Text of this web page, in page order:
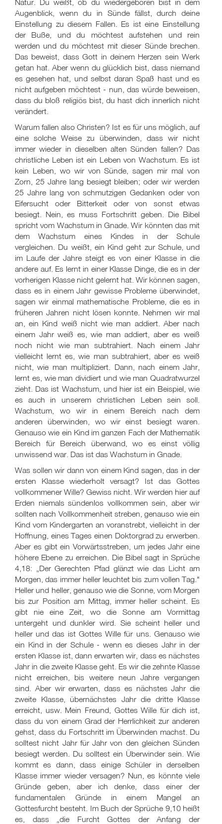
Natur. Du weißt, ob du wiedergeboren bist in dem
Augenblick, wenn du in Sünde fällst, durch deine
Einstellung zu diesem Fallen. Es ist eine Einstellung
der Buße, und du möchtest aufstehen und rein
werden und du möchtest mit dieser Sünde brechen.
Das beweist, dass Gott in deinem Herzen sein Werk
getan hat. Aber wenn du glücklich bist, dass niemand
es gesehen hat, und selbst daran Spaß hast und es
nicht aufgeben möchtest - nun, das würde beweisen,
dass du bloß religiös bist, du hast dich innerlich nicht
verändert.
Warum fallen also Christen? Ist es für uns möglich, auf
eine solche Weise zu überwinden, dass wir nicht
immer wieder in dieselben alten Sünden fallen? Das
christliche Leben ist ein Leben von Wachstum. Es ist
kein Leben, wo wir von Sünde, sagen mir mal von
Zorn, 25 Jahre lang besiegt bleiben; oder wir werden
25 Jahre lang von schmutzigen Gedanken oder von
Eifersucht oder Bitterkeit oder von sonst etwas
besiegt. Nein, es muss Fortschritt geben. Die Bibel
spricht vom Wachstum in Gnade. Wir könnten das mit
dem Wachstum eines Kindes in der Schule
vergleichen. Du weißt, ein Kind geht zur Schule, und
im Laufe der Jahre steigt es von einer Klasse in die
andere auf. Es lernt in einer Klasse Dinge, die es in der
vorherigen Klasse nicht gelernt hat. Wir können sagen,
dass es in einem Jahr gewisse Probleme überwindet,
sagen wir einmal mathematische Probleme, die es in
früheren Jahren nicht lösen konnte. Nehmen wir mal
an, ein Kind weiß nicht wie man addiert. Aber nach
einem Jahr weiß es, wie man addiert, aber es weiß
noch nicht wie man subtrahiert. Nach einem Jahr
vielleicht lernt es, wie man subtrahiert, aber es weiß
nicht, wie man multipliziert. Dann, nach einem Jahr,
lernt es, wie man dividiert und wie man Quadratwurzel
zieht. Das ist Wachstum, und hier ist ein Beispiel, wie
es auch in unserem christlichen Leben sein soll.
Wachstum, wo wir in einem Bereich nach dem
anderen überwinden, wo wir einst besiegt waren.
Genauso wie ein Kind im ganzen Fach der Mathematik
Bereich für Bereich überwand, wo es einst völlig
unwissend war. Das ist das Wachstum in Gnade.
Was sollen wir dann von einem Kind sagen, das in der
ersten Klasse wiederholt versagt? Ist das Gottes
vollkommener Wille? Gewiss nicht. Wir werden hier auf
Erden niemals sündenlos vollkommen sein, aber wir
sollten nach Vollkommenheit streben, genauso wie ein
Kind vom Kindergarten an voranstrebt, vielleicht in der
Hoffnung, eines Tages einen Doktorgrad zu erwerben.
Aber es gibt ein Vorwärtsstreben, um jedes Jahr eine
höhere Ebene zu erreichen. Die Bibel sagt in Sprüche
4,18: „Der Gerechten Pfad glänzt wie das Licht am
Morgen, das immer heller leuchtet bis zum vollen Tag."
Heller und heller, genauso wie die Sonne, vom Morgen
bis zur Position am Mittag, immer heller scheint. Es
gibt nie eine Zeit, wo die Sonne am Vormittag
untergeht und dunkler wird. Sie scheint heller und
heller und das ist Gottes Wille für uns. Genauso wie
ein Kind in der Schule - wenn es dieses Jahr in der
ersten Klasse ist, dann erwarten wir, dass es nächstes
Jahr in die zweite Klasse geht. Es wir die zehnte Klasse
nicht erreichen, bis weitere neun Jahre vergangen
sind. Aber wir erwarten, dass es nächstes Jahr die
zweite Klasse, übernächstes Jahr die dritte Klasse
erreicht, usw. Mein Freund, Gottes Wille für dich ist,
dass du von einem Grad der Herrlichkeit zur anderen
gehst, dass du Fortschritt im Überwinden machst. Du
solltest nicht Jahr für Jahr von den gleichen Sünden
besiegt werden. Du solltest ein Überwinder sein. Wie
kommt es dann, dass einige Schüler in derselben
Klasse immer wieder versagen? Nun, es könnte viele
Gründe geben, aber ich denke, dass einer der
fundamentalen Gründe in einem Mangel an
Gottesfurcht besteht. Im Buch der Sprüche 9,10 heißt
es, dass „die Furcht Gottes der Anfang der